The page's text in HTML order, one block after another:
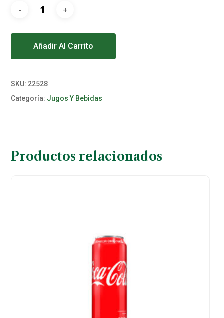
Añadir Al Carrito
SKU: 22528
Categoría: Jugos Y Bebidas
Productos relacionados